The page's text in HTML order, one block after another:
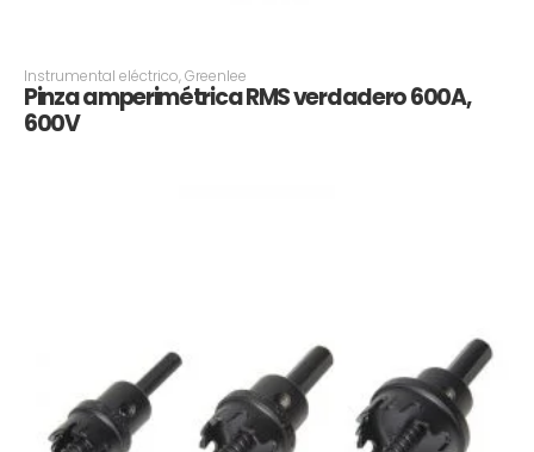
Instrumental eléctrico,Greenlee
Pinza amperimétrica RMS verdadero 600A,
600V